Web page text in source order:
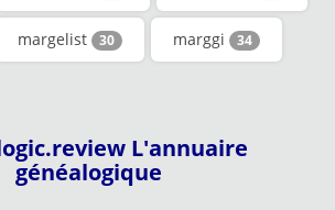
margelist 30 marggi 34
L'annuaire
généalogique